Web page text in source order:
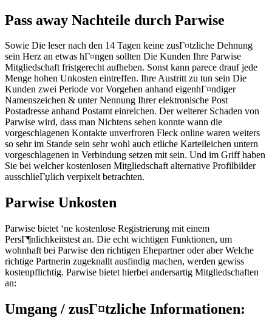
Pass away Nachteile durch Parwise
Sowie Die leser nach den 14 Tagen keine zusГ¤tzliche Dehnung
sein Herz an etwas hГ¤ngen sollten Die Kunden Ihre Parwise
Mitgliedschaft fristgerecht aufheben. Sonst kann parece drauf jede
Menge hohen Unkosten eintreffen. Ihre Austritt zu tun sein Die
Kunden zwei Periode vor Vorgehen anhand eigenhГ¤ndiger
Namenszeichen & unter Nennung Ihrer elektronische Post
Postadresse anhand Postamt einreichen. Der weiterer Schaden von
Parwise wird, dass man Nichtens sehen konnte wann die
vorgeschlagenen Kontakte unverfroren Fleck online waren weiters
so sehr im Stande sein sehr wohl auch etliche Karteileichen untern
vorgeschlagenen in Verbindung setzen mit sein. Und im Griff haben
Sie bei welcher kostenlosen Mitgliedschaft alternative Profilbilder
ausschlieГџlich verpixelt betrachten.
Parwise Unkosten
Parwise bietet ‘ne kostenlose Registrierung mit einem
PersГ¶nlichkeitstest an. Die echt wichtigen Funktionen, um
wohnhaft bei Parwise den richtigen Ehepartner oder aber Welche
richtige Partnerin zugeknallt ausfindig machen, werden gewiss
kostenpflichtig. Parwise bietet hierbei andersartig Mitgliedschaften
an:
Umgang / zusГ¤tzliche Informationen: